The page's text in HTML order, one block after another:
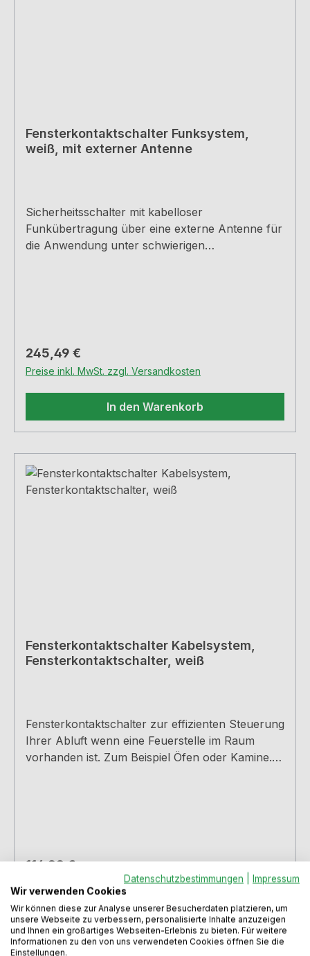
Fensterkontaktschalter Funksystem,
weiß, mit externer Antenne
Sicherheitsschalter mit kabelloser
Funkübertragung über eine externe Antenne für
die Anwendung unter schwierigen
Regulärer Preis:
245,49 €
Preise inkl. MwSt. zzgl. Versandkosten
In den Warenkorb
Fensterkontaktschalter Kabelsystem,
Fensterkontaktschalter, weiß
Fensterkontaktschalter zur effizienten Steuerung
Ihrer Abluft wenn eine Feuerstelle im Raum
vorhanden ist. Zum Beispiel Öfen oder Kamine.
geöffnet ist.Schaltleistung bis 1400 W (6 A)Inkl.
KabelbruchüberwachungSteckerfertig mit 6 m
SensorleitungKeine Batterien notwendigFarbe:
weiß
Regulärer Preis:
114,99 €
Preise inkl. MwSt. zzgl. Versandkosten
In den Warenkorb
Datenschutzbestimmungen
Impressum
Wir verwenden Cookies
Wir können diese zur Analyse unserer Besucherdaten platzieren, um
unsere Webseite zu verbessern, personalisierte Inhalte anzuzeigen
und Ihnen ein großartiges Webseiten-Erlebnis zu bieten. Für weitere
Informationen zu den von uns verwendeten Cookies öffnen Sie die
Einstellungen.